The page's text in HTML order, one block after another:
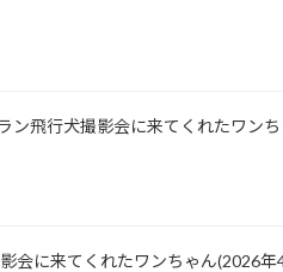
ン飛行犬撮影会に来てくれたワン
会に来てくれたワンちゃん(2026年